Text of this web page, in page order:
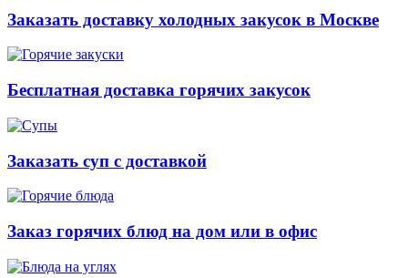
Заказать доставку холодных закусок в Москве
Бесплатная доставка горячих закусок
Заказать суп с доставкой
Заказ горячих блюд на дом или в офис